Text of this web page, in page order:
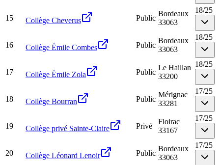
15 Collège Cheverus Public
Bordeaux
33063
18/25
16 Collège Émile Combes Public
Bordeaux
33063
18/25
17 Collège Émile Zola Public
Le Haillan
33200
18/25
18 Collège Bourran Public
Mérignac
33281
17/25
19 Collège privé Sainte-Claire Privé
Floirac
33167
17/25
20 Collège Léonard Lenoir Public
Bordeaux
33063
17/25